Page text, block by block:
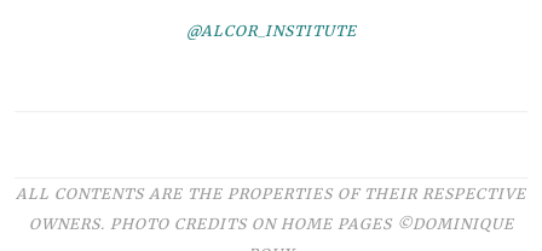
@ALCOR_INSTITUTE
ALL CONTENTS ARE THE PROPERTIES OF THEIR RESPECTIVE
OWNERS. PHOTO CREDITS ON HOME PAGES ©DOMINIQUE